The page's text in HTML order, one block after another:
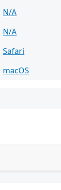
N/A
N/A
Safari
macOS